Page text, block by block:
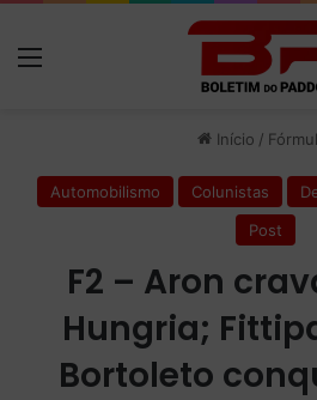
Início /
Automobilismo Colunistas
Post
F2 – Aron
Hungria;
Bortoleto